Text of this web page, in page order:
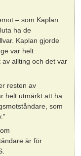
– som Kaplan
ha de
Kaplan gjorde
var helt
allting och det var
resten av
helt utmärkt att ha
som
är för